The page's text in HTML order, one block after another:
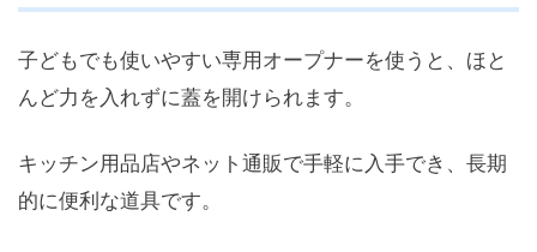
子どもでも使いやすい専用オープナーを使うと、ほと
んど力を入れずに蓋を開けられます。
キッチン用品店やネット通販で手軽に入手でき、長期
的に便利な道具です。